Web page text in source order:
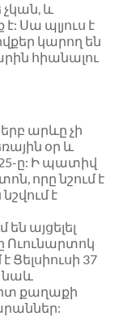
և
Սա պլյուս է
կարող են
հիանալու
արևը չի
օր և
25-ը: Ի պատիվ
որը նշում է
է
այցելել
Ուունարտոկ
Ցելսիուսի 37
նաև
քաղաքի